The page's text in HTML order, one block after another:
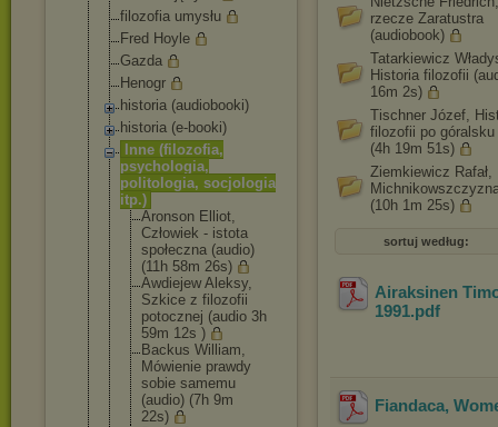
filozofia umysłu
Fred Hoyle
Gazda
Henogr
historia (audiobooki)
historia (e-booki)
Inne (filozofia,
psychologia,
politologia, socjologia
itp.)
Aronson Elliot,
Człowiek - istota
społeczna (audio)
(11h 58m 26s)
Awdiejew Aleksy,
Szkice z filozofii
potocznej (audio 3h
59m 12s )
Backus William,
Mówienie prawdy
sobie samemu
(audio) (7h 9m
22s)
rzecze Zaratustra
(audiobook)
Tatarkiewicz
Historia filozofii
16m 2s)
Tischner Józef,
filozofii po góralsku
(4h 19m 51s)
Ziemkiewicz Rafał,
(10h 1m 25s)
sortuj według:
Airaksinen
1991.pdf
Fiandaca,